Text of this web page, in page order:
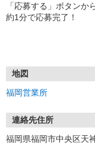
「応募する」ボタンか
約1分で応募完了！
①応募から3営業日を目
★スマホでWEB面接（
す
③面接実施（履歴書不
地図
福岡営業所
連絡先住所
福岡県福岡市中央区